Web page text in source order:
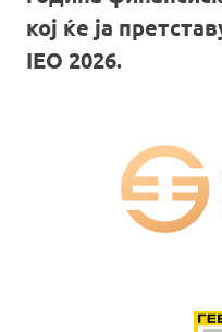
кој ќе ја
IEO 2026.